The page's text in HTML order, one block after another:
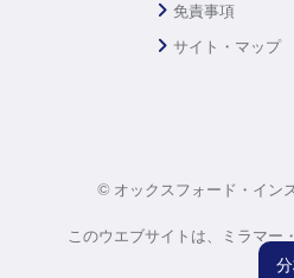
免責事項
サイト・マップ
© オックスフォード・イン
このウエブサイトは、ミラマー